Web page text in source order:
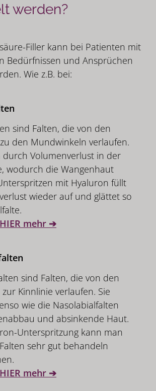
werden?
Filler kann bei Patienten mit
Bedürfnissen und Ansprüchen
Wie z.B. bei:
sind Falten, die von den
den Mundwinkeln verlaufen.
durch Volumenverlust in der
wodurch die Wangenhaut
mit Hyaluron füllt
wieder auf und glättet so
mehr ➔
sind Falten, die von den
Kinnlinie verlaufen. Sie
wie die Nasolabialfalten
und absinkende Haut.
Unterspritzung kann man
sehr gut behandeln
mehr ➔